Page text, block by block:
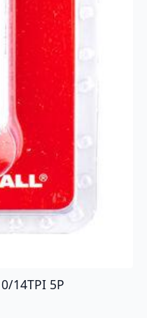
14TPI 5P